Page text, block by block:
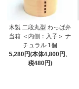
木製 二段丸型 わっぱ弁
当箱 ＜内側：入子＞ ナ
チュラル 1個
5,280円(本体4,800円、
税480円)